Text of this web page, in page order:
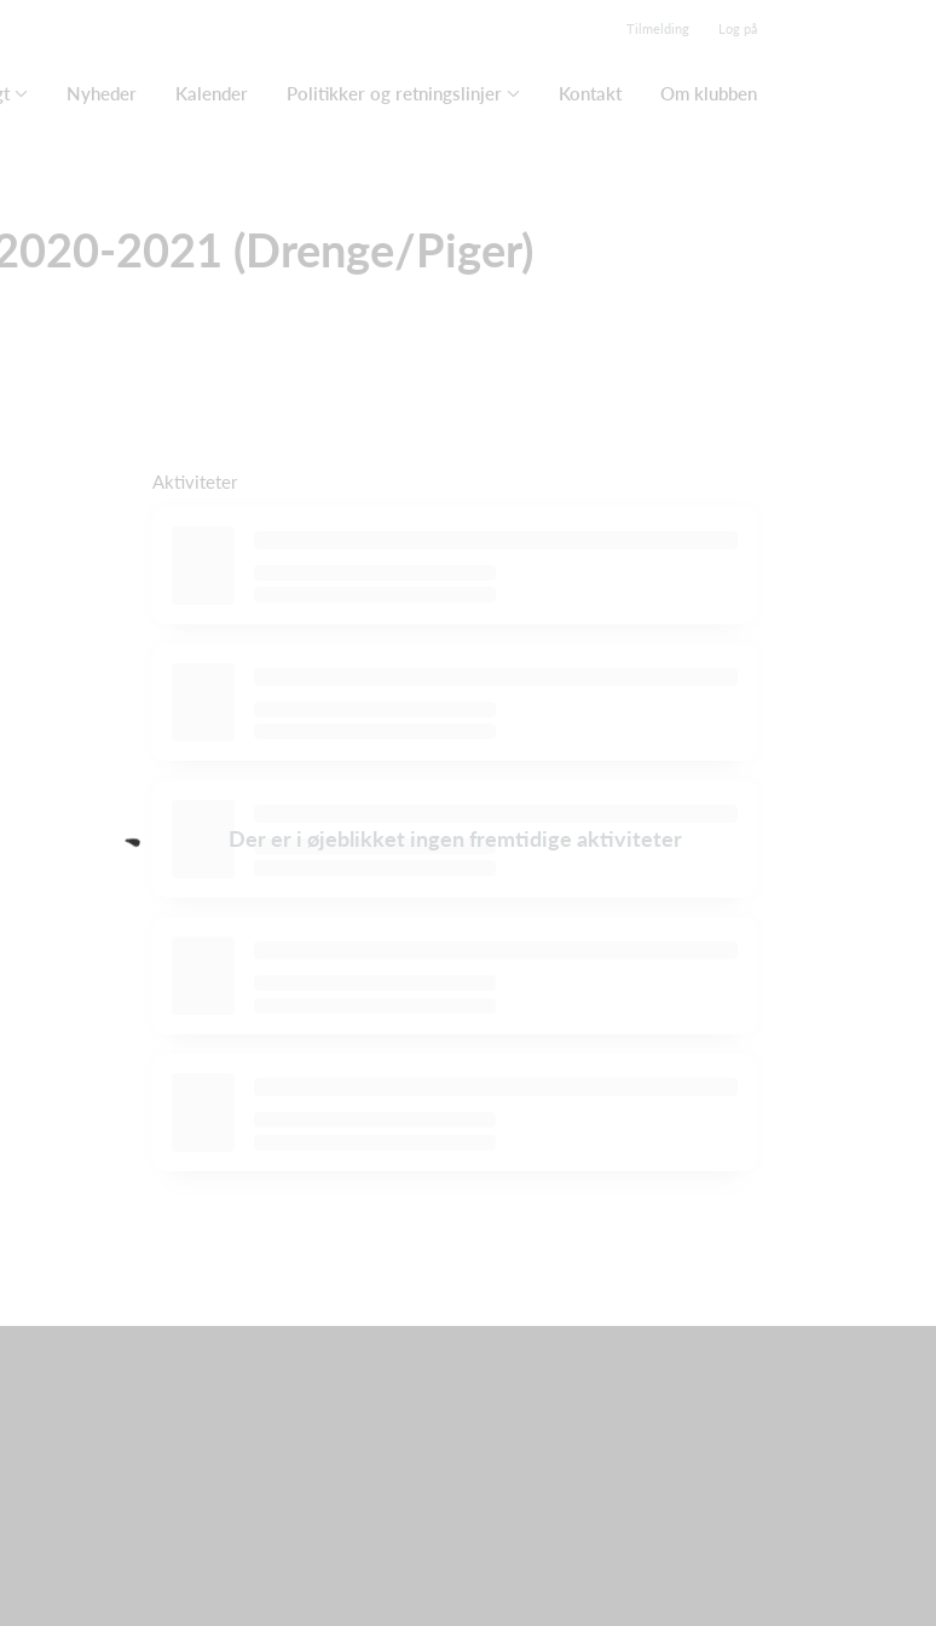
Tilmelding Log på
Nyheder Kalender Politikker og retningslinjer Kontakt Om klubben
2021 (Drenge/Piger)
Aktiviteter
Der er i øjeblikket ingen fremtidige aktiviteter